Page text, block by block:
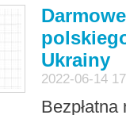
Ukrainy
2022-06-14